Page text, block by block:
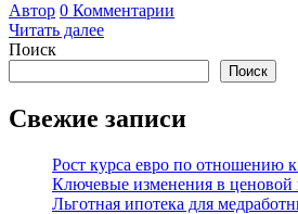
Автор 0 Комментарии
Читать далее
Поиск
Поиск
Свежие записи
Рост курса евро по отношению
Ключевые изменения в ценовой
Льготная ипотека для